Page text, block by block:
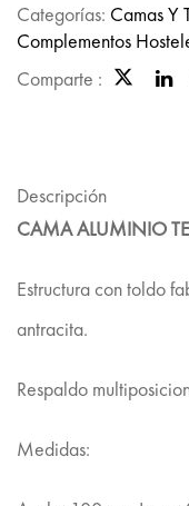
Categorías: Camas Y
Complementos
Comparte :
Descripción
CAMA ALUMINIO
Estructura con toldo
antracita.
Respaldo
Medidas: